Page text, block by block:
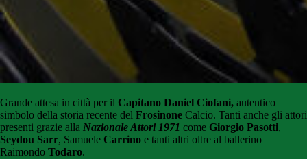
Grande attesa in città per il Capitano Daniel Ciofani, autentico
simbolo della storia recente del Frosinone Calcio. Tanti anche gli attori
presenti grazie alla Nazionale Attori 1971 come Giorgio Pasotti,
Seydou Sarr, Samuele Carrino e tanti altri oltre al ballerino
Raimondo Todaro.